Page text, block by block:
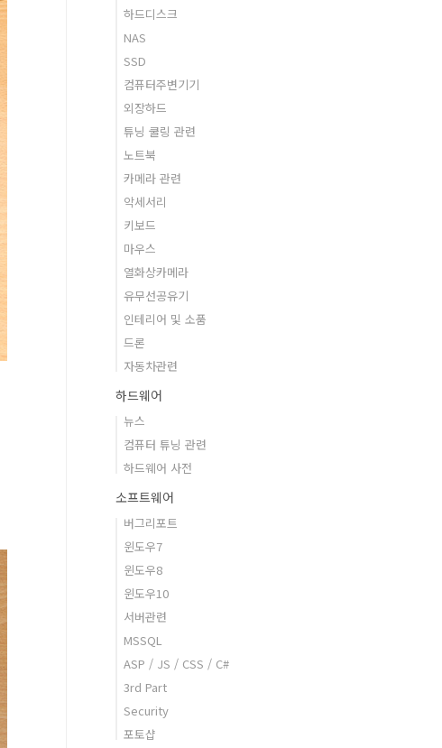
하드디스크
NAS
SSD
컴퓨터주변기기
외장하드
튜닝 쿨링 관련
노트북
카메라 관련
악세서리
키보드
마우스
열화상카메라
유무선공유기
인테리어 및 소품
드론
자동차관련
하드웨어
뉴스
컴퓨터 튜닝 관련
하드웨어 사전
소프트웨어
버그리포트
윈도우7
윈도우8
윈도우10
서버관련
MSSQL
ASP / JS / CSS / C#
3rd Part
Security
포토샵